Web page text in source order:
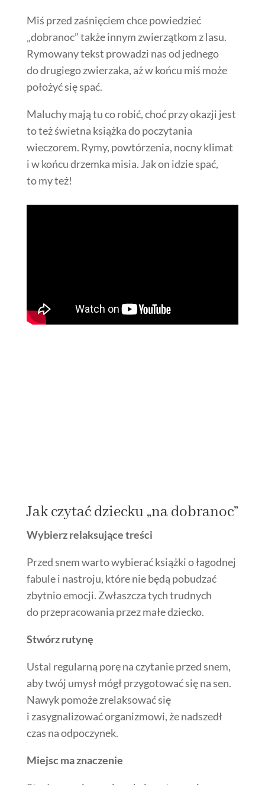
Miś przed zaśnięciem chce powiedzieć
„dobranoc” także innym zwierzątkom z lasu.
Rymowany tekst prowadzi nas od jednego
do drugiego zwierzaka, aż w końcu miś może
położyć się spać.
Maluchy mają tu co robić, choć przy okazji jest
to też świetna książka do poczytania
wieczorem. Rymy, powtórzenia, nocny klimat
i w końcu drzemka misia. Jak on idzie spać,
to my też!
Jak czytać dziecku „na dobranoc”
Wybierz relaksujące treści
Przed snem warto wybierać książki o łagodnej
fabule i nastroju, które nie będą pobudzać
zbytnio emocji. Zwłaszcza tych trudnych
do przepracowania przez małe dziecko.
Stwórz rutynę
Ustal regularną porę na czytanie przed snem,
aby twój umysł mógł przygotować się na sen.
Nawyk pomoże zrelaksować się
i zasygnalizować organizmowi, że nadszedł
czas na odpoczynek.
Miejsc ma znaczenie